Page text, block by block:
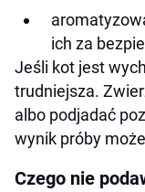
ich za
Jeśli kot jest
trudniejsza.
albo podjadać
wynik próby
Czego nie